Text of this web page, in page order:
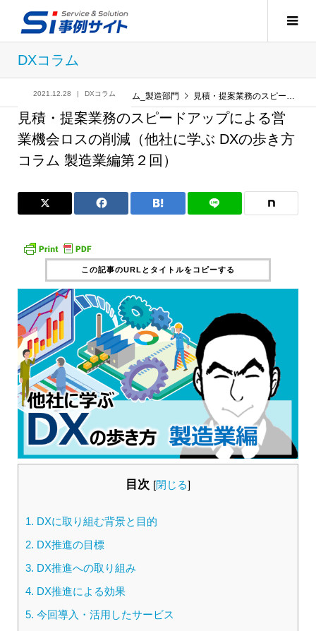
DXコラム
記事 DXコラム ,コラム_製造部門 見積・提案業務のスピードアップによる営業機会ロスの削減（他社に学ぶ DXの歩き方コラム 製造業編第２回）
2021.12.28 DXコラム
見積・提案業務のスピードアップによる営
業機会ロスの削減（他社に学ぶ DXの歩き方
コラム 製造業編第２回）
この記事のURLとタイトルをコピーする
目次 [閉じる]
1. DXに取り組む背景と目的
2. DX推進の目標
3. DX推進への取り組み
4. DX推進による効果
5. 今回導入・活用したサービス